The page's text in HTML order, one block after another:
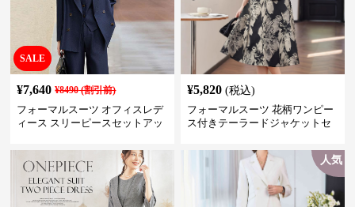
SALE
¥7,640 ¥8490(割引前)
フォーマルスーツ オフィスレデ
ィース スリーピースセットアッ
¥5,820 (税込)
フォーマルスーツ 花柄ワンピー
ス付きテーラードジャケットセ
人気